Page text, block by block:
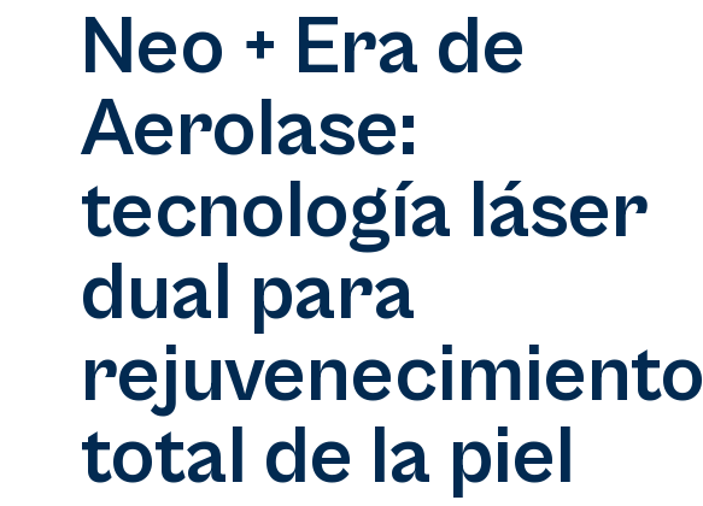
Neo + Era de
Aerolase:
tecnología láser
dual para
rejuvenecimiento
total de la piel